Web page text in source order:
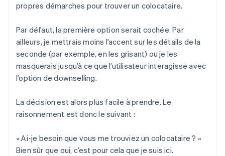
propres démarches pour trouver un colocataire.
Par défaut, la première option serait cochée. Par
ailleurs, je mettrais moins l’accent sur les détails de la
seconde (par exemple, en les grisant) ou je les
masquerais jusqu’à ce que l’utilisateur interagisse avec
l’option de downselling.
La décision est alors plus facile à prendre. Le
raisonnement est donc le suivant :
« Ai-je besoin que vous me trouviez un colocataire ? »
Bien sûr que oui, c’est pour cela que je suis ici.